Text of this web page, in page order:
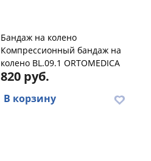
Бандаж на колено
Компрессионный бандаж на
колено BL.09.1 ORTOMEDICA
820 руб.
В корзину